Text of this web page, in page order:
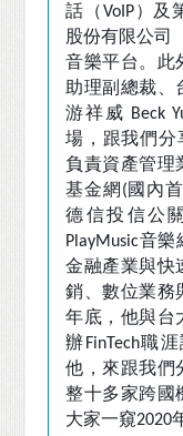
話（VoIP）及
股份有限公司
音樂平台。此
助理副總裁、
游祥威 Beck
場，跟我們分
負責資產管理
基金網 (國內
德信投信公
PlayMusic音樂
金融產業與快
銷、數位業務
年底，他與台
辦 FinTech職涯
他，來跟我們
整十多家跨國
大家一窺2020